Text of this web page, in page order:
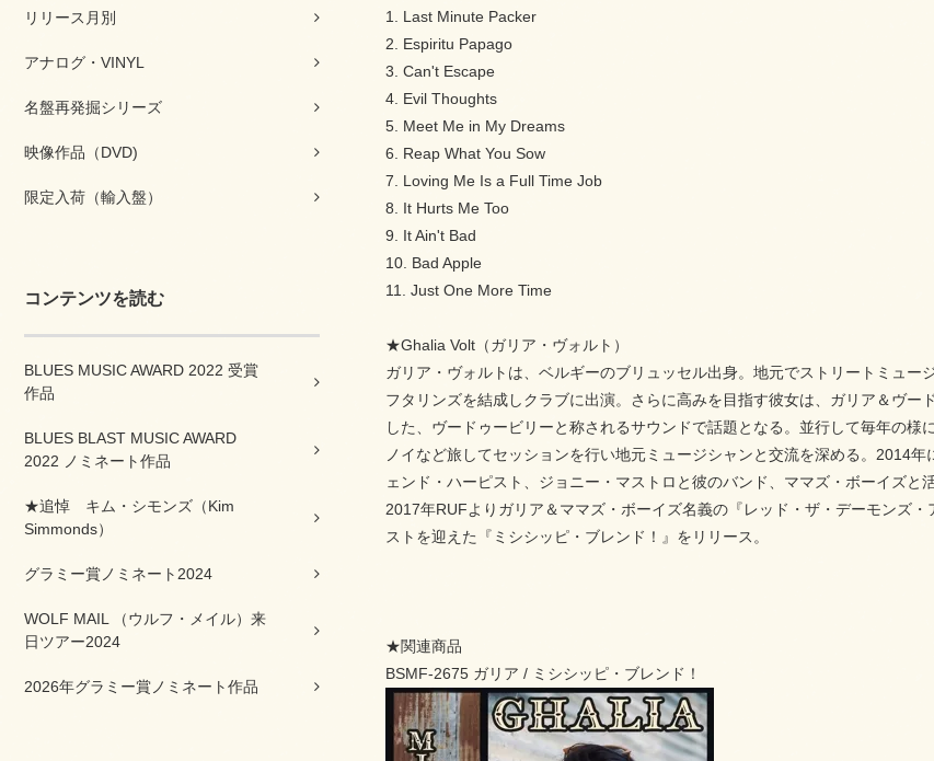
リリース月別
アナログ・VINYL
名盤再発掘シリーズ
映像作品（DVD)
限定入荷（輸入盤）
コンテンツを読む
BLUES MUSIC AWARD 2022 受賞
作品
BLUES BLAST MUSIC AWARD
2022 ノミネート作品
★追悼 キム・シモンズ（Kim
Simmonds）
グラミー賞ノミネート2024
WOLF MAIL （ウルフ・メイル）来
日ツアー2024
2026年グラミー賞ノミネート作品
1. Last Minute Packer
2. Espiritu Papago
3. Can't Escape
4. Evil Thoughts
5. Meet Me in My Dreams
6. Reap What You Sow
7. Loving Me Is a Full Time Job
8. It Hurts Me Too
9. It Ain't Bad
10. Bad Apple
11. Just One More Time
★Ghalia Volt（ガリア・ヴォルト）
ガリア・ヴォルトは、ベルギーのブリュッセル出身。地元でストリートミュ
フタリンズを結成しクラブに出演。さらに高みを目指す彼女は、ガリア＆ヴ
した、ヴードゥービリーと称されるサウンドで話題となる。並行して毎年の
ノイなど旅してセッションを行い地元ミュージシャンと交流を深める。2014
ェンド・ハーピスト、ジョニー・マストロと彼のバンド、ママズ・ボーイズ
2017年RUFよりガリア＆ママズ・ボーイズ名義の『レッド・ザ・デーモンズ
ストを迎えた『ミシシッピ・ブレンド！』をリリース。
★関連商品
BSMF-2675 ガリア / ミシシッピ・ブレンド！